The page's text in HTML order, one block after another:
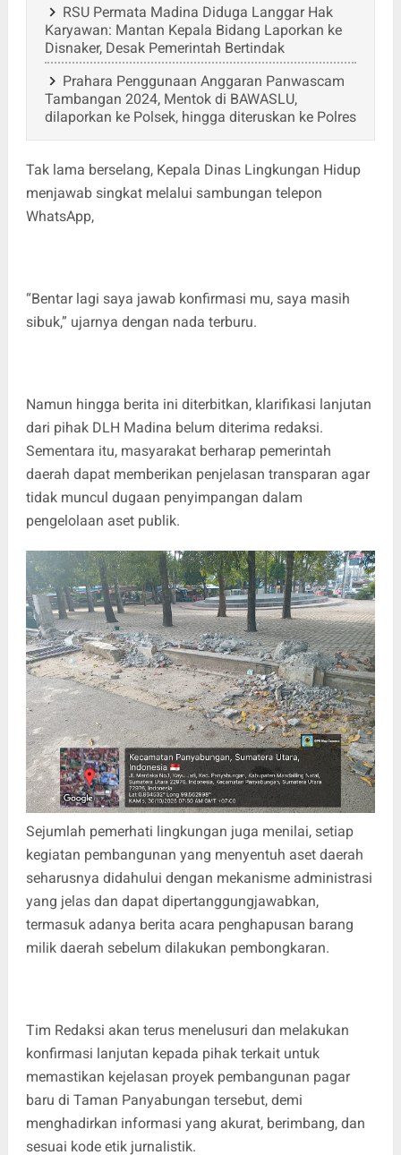
RSU Permata Madina Diduga Langgar Hak
Karyawan: Mantan Kepala Bidang Laporkan ke
Disnaker, Desak Pemerintah Bertindak
Prahara Penggunaan Anggaran Panwascam
Tambangan 2024, Mentok di BAWASLU,
dilaporkan ke Polsek, hingga diteruskan ke Polres
Tak lama berselang, Kepala Dinas Lingkungan Hidup
menjawab singkat melalui sambungan telepon
WhatsApp,
“Bentar lagi saya jawab konfirmasi mu, saya masih
sibuk,” ujarnya dengan nada terburu.
Namun hingga berita ini diterbitkan, klarifikasi lanjutan
dari pihak DLH Madina belum diterima redaksi.
Sementara itu, masyarakat berharap pemerintah
daerah dapat memberikan penjelasan transparan agar
tidak muncul dugaan penyimpangan dalam
pengelolaan aset publik.
Sejumlah pemerhati lingkungan juga menilai, setiap
kegiatan pembangunan yang menyentuh aset daerah
seharusnya didahului dengan mekanisme administrasi
yang jelas dan dapat dipertanggungjawabkan,
termasuk adanya berita acara penghapusan barang
milik daerah sebelum dilakukan pembongkaran.
Tim Redaksi akan terus menelusuri dan melakukan
konfirmasi lanjutan kepada pihak terkait untuk
memastikan kejelasan proyek pembangunan pagar
baru di Taman Panyabungan tersebut, demi
menghadirkan informasi yang akurat, berimbang, dan
sesuai kode etik jurnalistik.